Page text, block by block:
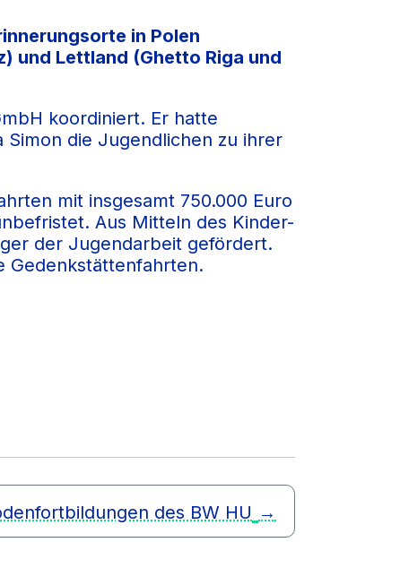
in Polen
und Lettland (Ghetto Riga und
koordiniert. Er hatte
Simon die Jugendlichen zu ihrer
mit insgesamt 750.000 Euro
Aus Mitteln des Kinder-
der Jugendarbeit gefördert.
Gedenkstättenfahrten.
des BW HU →